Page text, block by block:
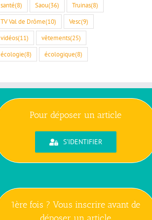
santé(8) Saou(36) Truinas(8)
TV Val de Drôme(10) Vesc(9)
vidéos(11) vêtements(25)
écologie(8) écologique(8)
Pour déposer un article
S'IDENTIFIER
1ère fois ? Vous inscrire avant de